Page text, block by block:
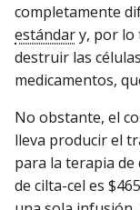
completamente
estándary, por lo
destruir las
medicamentos,
No obstante, el
lleva producir el
para la terapia de
de cilta-cel es